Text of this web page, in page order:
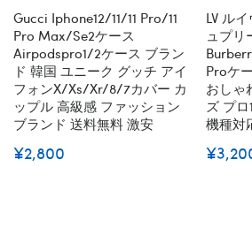
Gucci Iphone12/11/11 Pro/11
Pro Max/se2ケース
Airpodspro1/2ケース ブラン
ド 韓国 ユニーク グッチ アイ
フォンx/xs/xr/8/7カバー カ
ップル 高級感 ファッション
ブランド 送料無料 激安
¥2,800
LV ル
ュプリ
Proケ
おしゃ
ズ プ
機種対